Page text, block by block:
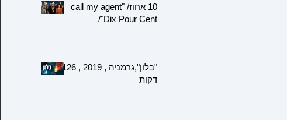
10 אחוז/ "call my agent
/"Dix Pour Cent
"בלון",גרמניה , 2019 , 126
דקות